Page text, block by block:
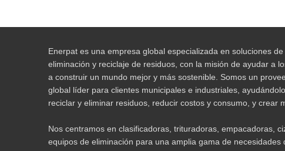
Enerpat es una empresa global especializada en soluciones de
eliminación y reciclaje de residuos, con la misión de ayudar a
a construir un mundo mejor y más sostenible. Somos un
global líder para clientes municipales e industriales,
reciclar y eliminar residuos, reducir costos y consumo, y crear
Nos centramos en clasificadoras, trituradoras, empacadoras,
equipos de eliminación para una amplia gama de necesidades